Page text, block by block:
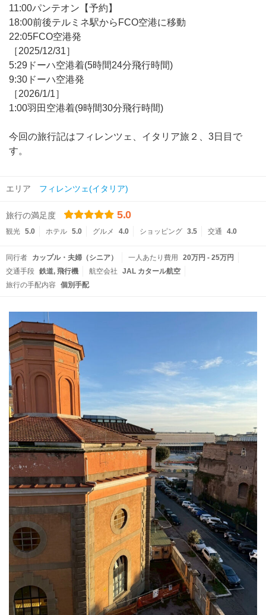
11:00パンテオン【予約】
18:00前後テルミネ駅からFCO空港に移動
22:05FCO空港発
［2025/12/31］
5:29ドーハ空港着(5時間24分飛行時間)
9:30ドーハ空港発
［2026/1/1］
1:00羽田空港着(9時間30分飛行時間)
今回の旅行記はフィレンツェ、イタリア旅２、3日目で
す。
エリア フィレンツェ(イタリア)
旅行の満足度 5.0
観光 5.0 ホテル 5.0 グルメ 4.0 ショッピング 3.5 交通 4.0
同行者 カップル・夫婦（シニア） 一人あたり費用
20万円 - 25万円
交通手段 鉄道 飛行機 航空会社
JAL カタール航空
旅行の手配内容
個別手配